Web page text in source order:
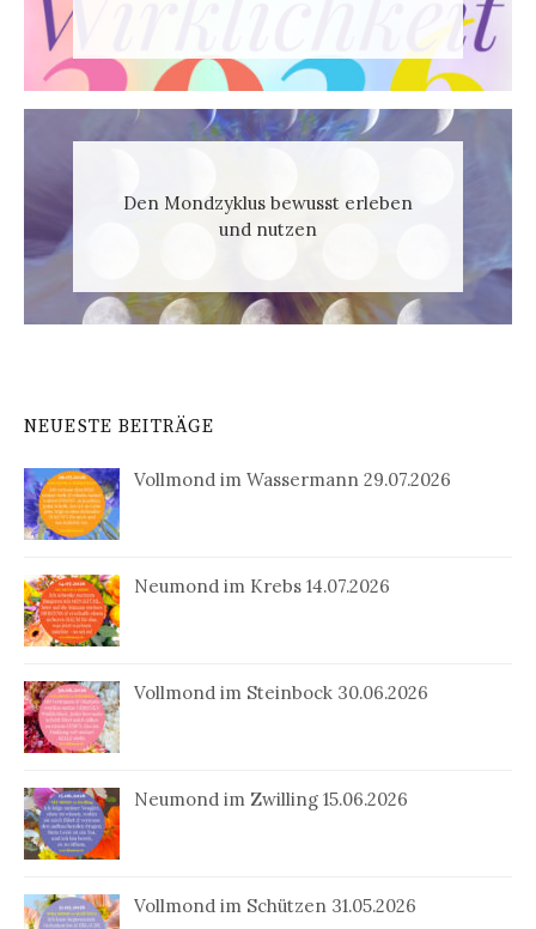
Den Mondzyklus bewusst erleben
und nutzen
NEUESTE BEITRÄGE
Vollmond im Wassermann 29.07.2026
Neumond im Krebs 14.07.2026
Vollmond im Steinbock 30.06.2026
Neumond im Zwilling 15.06.2026
Vollmond im Schützen 31.05.2026